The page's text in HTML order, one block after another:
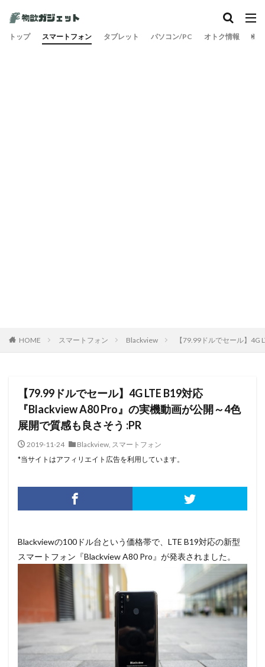
トップ スマートフォン タブレット パソコン/PC オトク情報 旅
HOME スマートフォン Blackview 【79.99ドルでセール】
【79.99ドルでセール】4G LTE B19対応
『Blackview A80 Pro』の実機動画が公開～4色
展開で質感も良さそう :PR
2019-11-24 Blackview, スマートフォン
*当サイトはアフィリエイト広告を利用しています。
Blackviewの100ドル台という価格帯で、LTE B19対応の新型
スマートフォン『Blackview A80 Pro』が発表されました。